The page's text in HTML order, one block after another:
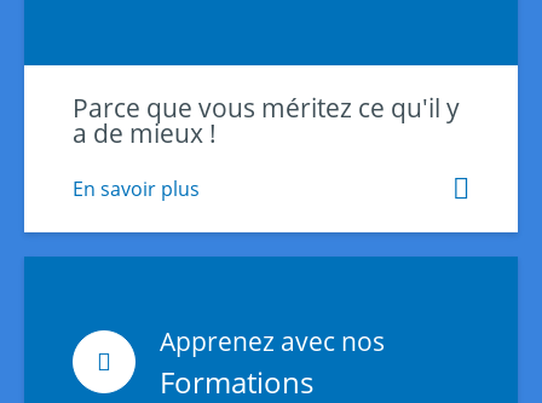
Parce que vous méritez ce qu'il y
a de mieux !
En savoir plus
Apprenez avec nos
Formations